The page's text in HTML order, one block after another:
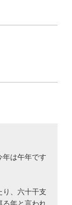
年は午年です
り、六十干支
年と言われ